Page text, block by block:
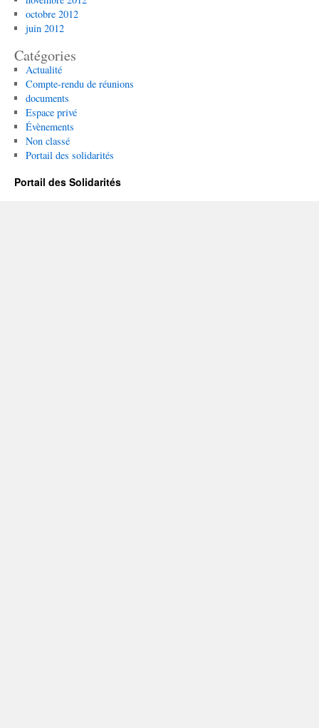
octobre 2012
juin 2012
Catégories
Actualité
Compte-rendu de réunions
documents
Espace privé
Évènements
Non classé
Portail des solidarités
Portail des Solidarités